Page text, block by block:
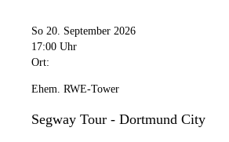
So 20. September 2026
17:00 Uhr
Ort:
Ehem. RWE-Tower
Segway Tour - Dortmund City